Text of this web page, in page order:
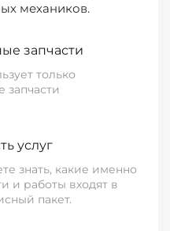
механиков.
запчасти
только
запчасти
услуг
знать, какие именно
и работы входят в
пакет.